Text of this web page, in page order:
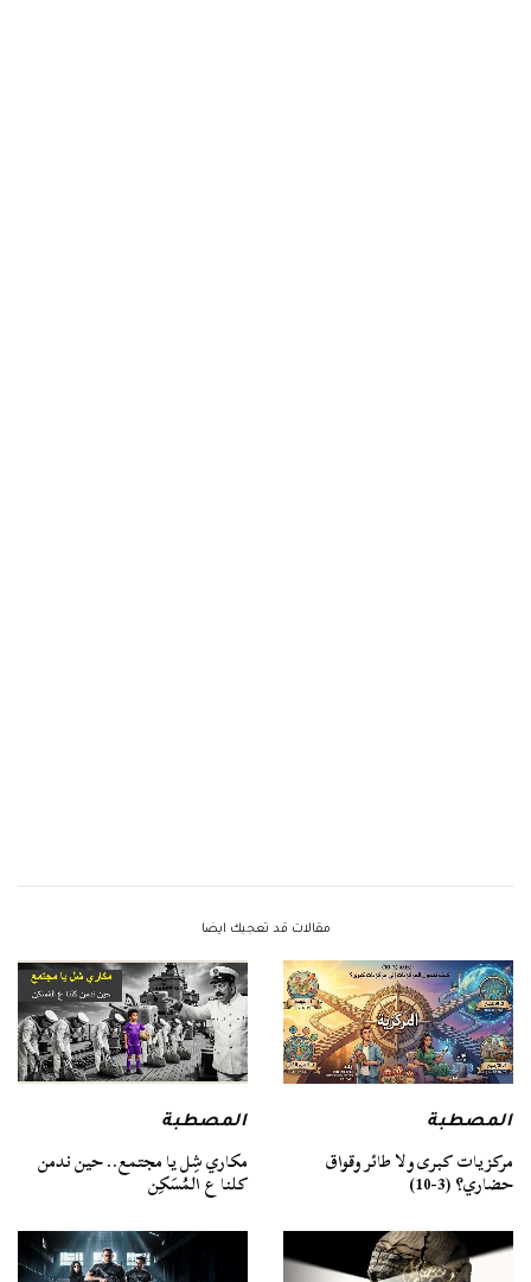
مقالات قد تعجبك ايضا
المصطبة
مركزيات كبرى ولا طائر وقواق
حضاري؟ (3-10)
المصطبة
مكاري شِل يا مجتمع.. حين ندمن
كلنا ع المُسَكِن